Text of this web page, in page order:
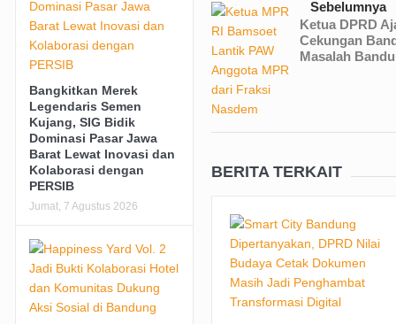
Sebelumnya
Ketua DPRD
Cekungan
Masalah
BERITA TERKAIT
Bangkitkan Merek
Legendaris Semen
Kujang, SIG Bidik
Dominasi Pasar Jawa
Barat Lewat Inovasi dan
Kolaborasi dengan
PERSIB
Jumat, 7 Agustus 2026